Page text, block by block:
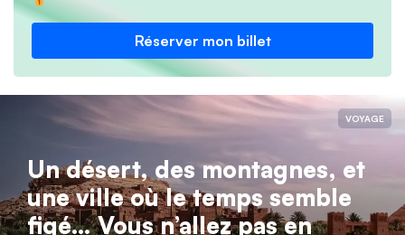
Réserver mon billet
VOYAGE
Un désert, des montagnes, et
une ville où le temps semble
figé… Vous n’allez pas en